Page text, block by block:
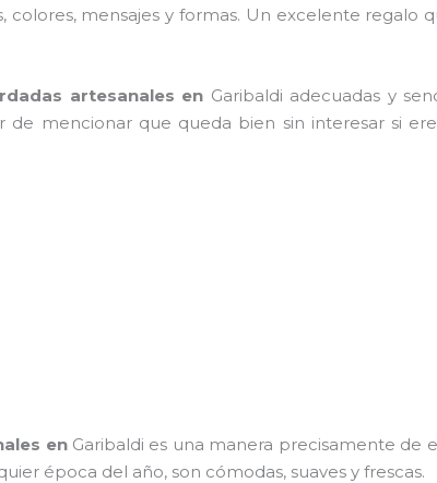
mensajes y formas. Un excelente regalo
artesanales en Garibaldi adecuadas y
mencionar que queda bien sin interesar si
en Garibaldi es una manera precisamente de
época del año, son cómodas, suaves y frescas.